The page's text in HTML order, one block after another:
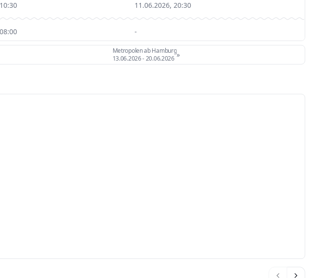
11.06.2026, 20:30
-
Metropolen ab Hamburg
13.06.2026-20.06.2026 »